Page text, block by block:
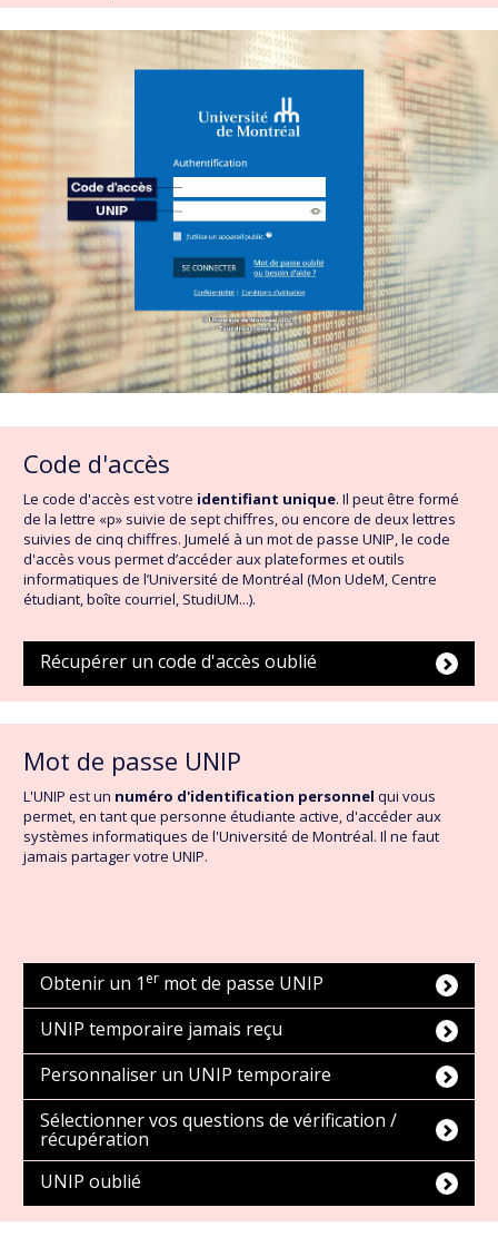
Code d'accès
Le code d'accès est votre identifiant unique. Il peut être formé
de la lettre «p» suivie de sept chiffres, ou encore de deux lettres
suivies de cinq chiffres. Jumelé à un mot de passe UNIP, le code
d'accès vous permet d’accéder aux plateformes et outils
informatiques de l’Université de Montréal (Mon UdeM, Centre
étudiant, boîte courriel, StudiUM...).
Récupérer un code d'accès oublié
Mot de passe UNIP
L'UNIP est un numéro d'identification personnel qui vous
permet, en tant que personne étudiante active, d'accéder aux
systèmes informatiques de l'Université de Montréal. Il ne faut
jamais partager votre UNIP.
Obtenir un 1 er mot de passe UNIP
UNIP temporaire jamais reçu
Personnaliser un UNIP temporaire
Sélectionner vos questions de vérification /
récupération
UNIP oublié